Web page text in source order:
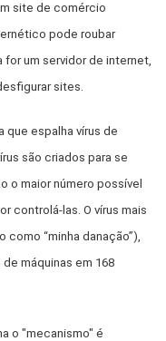
site de comércio
pode roubar
um servidor de internet,
sites.
que espalha vírus de
são criados para se
o maior número possível
controlá-las. O vírus mais
como “minha danação”),
máquinas em 168
o "mecanismo" é